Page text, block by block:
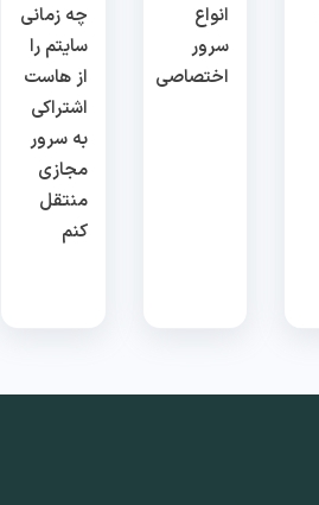
انواع
سرور
اختصاصی
چه زمانی
سایتم را
از هاست
اشتراکی
به سرور
مجازی
منتقل
کنم